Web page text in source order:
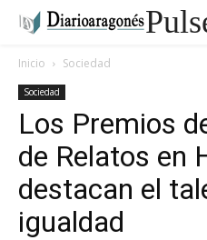
Inicio Sociedad
Sociedad
Los Premios
de Relatos en
destacan el
igualdad